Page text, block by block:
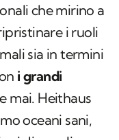
che mirino a
i ruoli
sia in termini
i grandi
mai. Heithaus
oceani sani,